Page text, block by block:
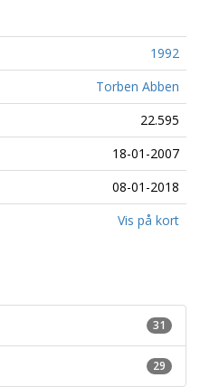
1992
Torben Abben
22.595
18-01-2007
08-01-2018
Vis på kort
31
29